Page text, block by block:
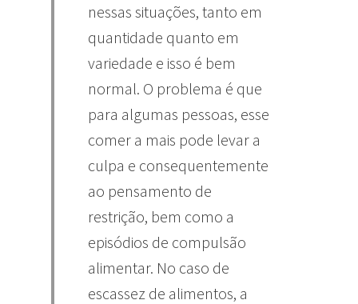
nessas situações, tanto em
quantidade quanto em
variedade e isso é bem
normal. O problema é que
para algumas pessoas, esse
comer a mais pode levar a
culpa e consequentemente
ao pensamento de
restrição, bem como a
episódios de compulsão
alimentar. No caso de
escassez de alimentos, a